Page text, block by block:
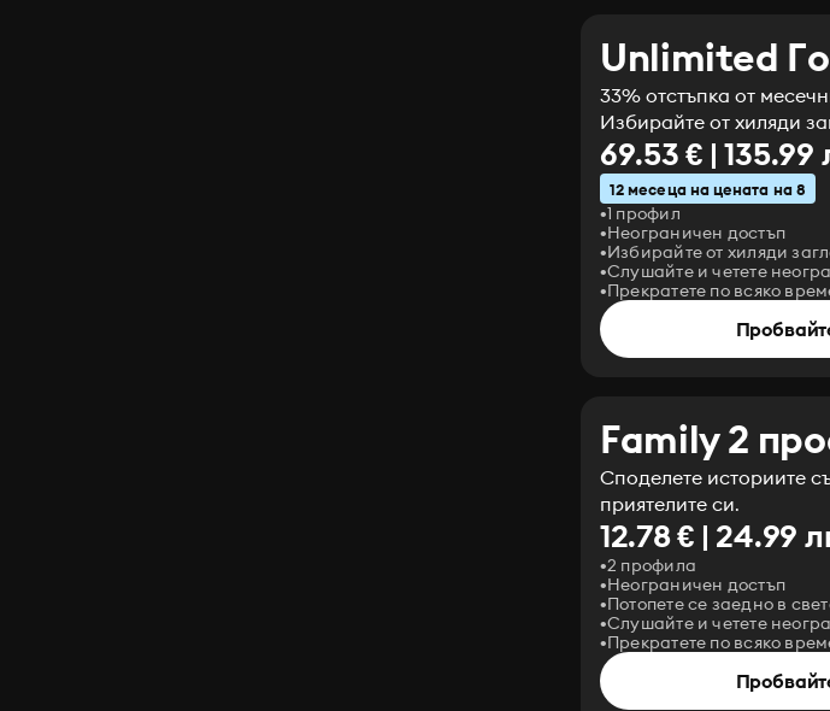
Unlimited
33% отстъпка от
Избирайте от хиляди
69.53 € | 135.99
12 месеца на цената на 8
1 профил
Неограничен достъп
Избирайте от хиляди
Слушайте и четете
Прекратете по всяко
Family 2
Споделете историите
приятелите си.
12.78 € | 24.99
2 профила
Неограничен достъп
Потопете се заедно в
Слушайте и четете
Прекратете по всяко